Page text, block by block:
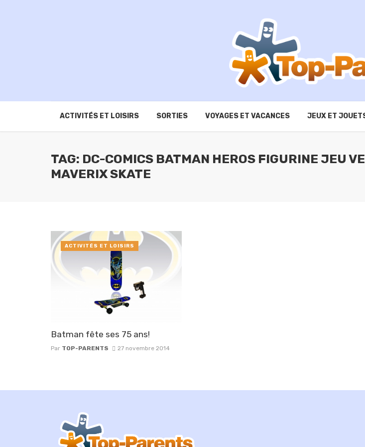
ACTIVITÉS ET LOISIRS SORTIES VOYAGES ET VACANCES JEUX ET
TAG: DC-COMICS BATMAN HEROS FIGURINE JEU
MAVERIX SKATE
Batman fête ses 75 ans!
Par TOP-PARENTS 27 novembre 2014
ACTIVITÉS ET LOISIRS